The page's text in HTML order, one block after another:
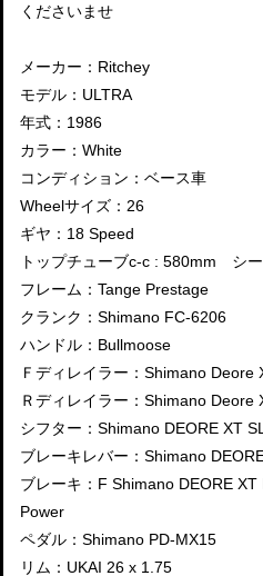
くださいませ
メーカー：Ritchey
モデル：ULTRA
年式：1986
カラー：White
コンディション：ベース車
Wheelサイズ：26
ギヤ：18 Speed
トップチューブc-c : 580mm シ
フレーム：Tange Prestage
クランク：Shimano FC-6206
ハンドル：Bullmoose
Ｆディレイラー：Shimano Deore
Ｒディレイラー：Shimano Deore
シフター：Shimano DEORE XT
ブレーキレバー：Shimano
ブレーキ：F Shimano DEORE
Power
ペダル：Shimano PD-MX15
リム：UKAI 26 x 1.75